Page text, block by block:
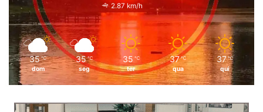
2.87 km/h
35 ℃
dom
35 ℃
seg
35 ℃
ter
37 ℃
qua
37 ℃
qui